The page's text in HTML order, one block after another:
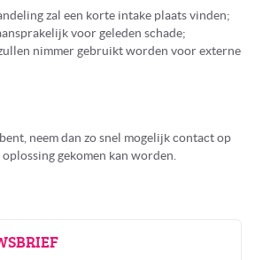
zal een korte intake plaats vinden;
voor geleden schade;
nimmer gebruikt worden voor externe
neem dan zo snel mogelijk contact op
gekomen kan worden.